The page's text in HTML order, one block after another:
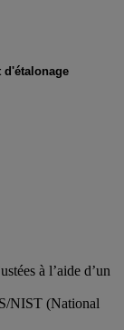
d'étalonage
à l’aide d’un
NIST (National